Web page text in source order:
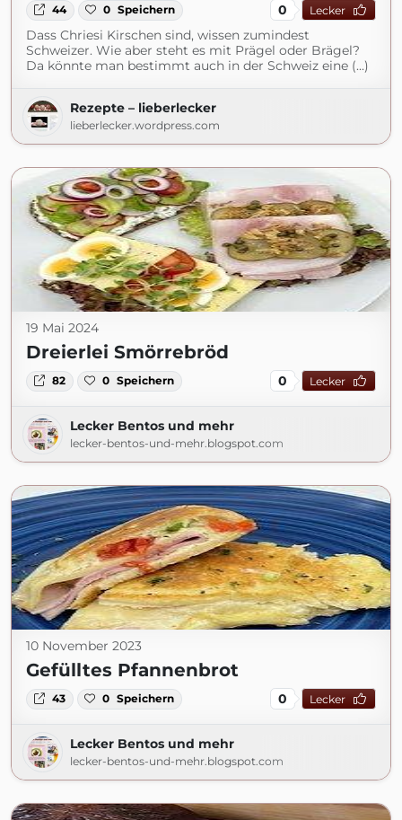
44 0 Speichern 0 Lecker
Dass Chriesi Kirschen sind, wissen zumindest
Schweizer. Wie aber steht es mit Prägel oder Brägel?
Da könnte man bestimmt auch in der Schweiz eine (...)
Rezepte – lieberlecker
lieberlecker.wordpress.com
19 Mai 2024
Dreierlei Smörrebröd
82 0 Speichern 0 Lecker
Lecker Bentos und mehr
lecker-bentos-und-mehr.blogspot.com
10 November 2023
Gefülltes Pfannenbrot
43 0 Speichern 0 Lecker
Lecker Bentos und mehr
lecker-bentos-und-mehr.blogspot.com